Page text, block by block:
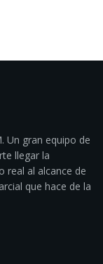
Un gran equipo de
llegar la
real al alcance de
que hace de la